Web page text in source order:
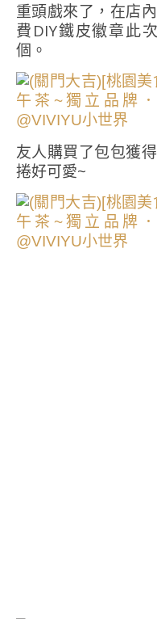
重頭戲來了，在店
費DIY鐵皮徽章此
個。
友人購買了包包獲
捲好可愛~